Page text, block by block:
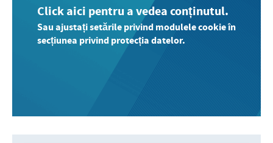
Click aici pentru a vedea conținutul.
Sau ajustați setările privind modulele cookie în
secțiunea privind protecția datelor.